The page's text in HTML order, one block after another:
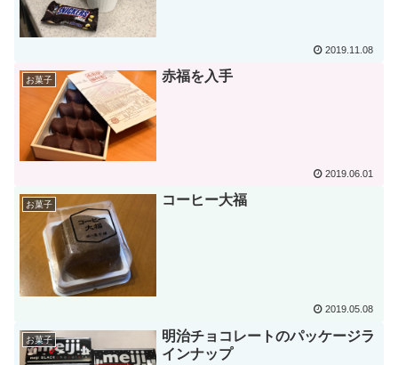
2019.11.08
お菓子 赤福を入手
2019.06.01
お菓子 コーヒー大福
2019.05.08
お菓子
明治チョコレートのパッケージラ
インナップ